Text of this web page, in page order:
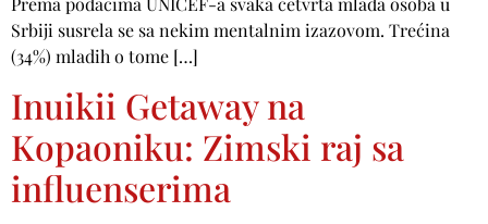
Srbiji susrela se sa nekim mentalnim izazovom. Trećina
(34%) mladih o tome […]
Inuikii Getaway na
Kopaoniku: Zimski raj sa
influenserima